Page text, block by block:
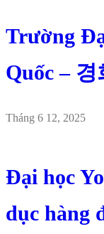
Trường
Quốc –
Tháng 6 12, 2025
Đại học
dục hàng